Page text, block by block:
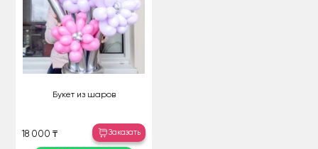
Букет из шаров
18 000 ₸ Заказать